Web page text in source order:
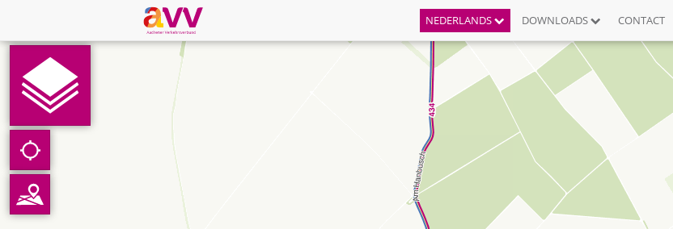
NEDERLANDS DOWNLOADS CONTACT